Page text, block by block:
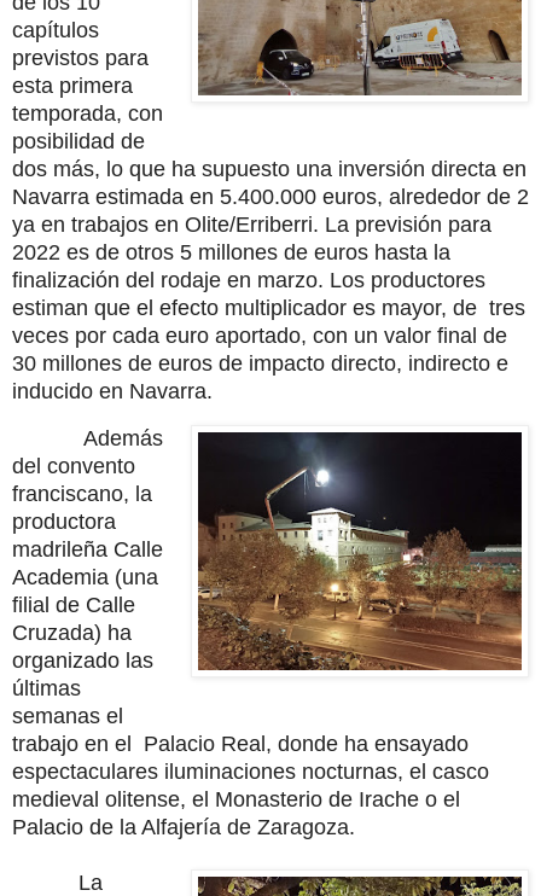
capítulos
previstos para
esta primera
temporada, con
posibilidad de
dos más, lo que ha supuesto una inversión directa en
Navarra estimada en 5.400.000 euros, alrededor de 2
ya en trabajos en Olite/Erriberri. La previsión para
2022 es de otros 5 millones de euros hasta la
finalización del rodaje en marzo. Los productores
estiman que el efecto multiplicador es mayor, de tres
veces por cada euro aportado, con un valor final de
30 millones de euros de impacto directo, indirecto e
inducido en Navarra.
Además
del convento
franciscano, la
productora
madrileña Calle
Academia (una
filial de Calle
Cruzada) ha
organizado las
últimas
semanas el
trabajo en el Palacio Real, donde ha ensayado
espectaculares iluminaciones nocturnas, el casco
medieval olitense, el Monasterio de Irache o el
Palacio de la Alfajería de Zaragoza.
La